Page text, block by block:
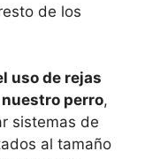
de los
uso de rejas
perro,
sistemas de
al tamaño